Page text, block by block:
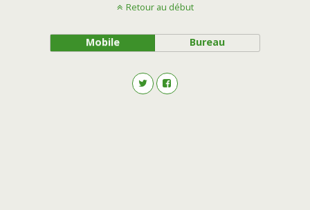
Retour au début
Mobile Bureau